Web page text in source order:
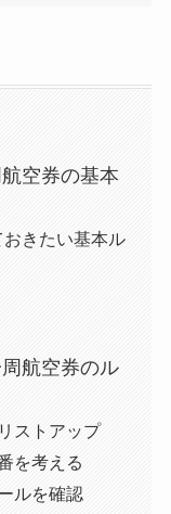
空券の基本
きたい基本ル
航空券のル
ストアップ
を考える
ルを確認